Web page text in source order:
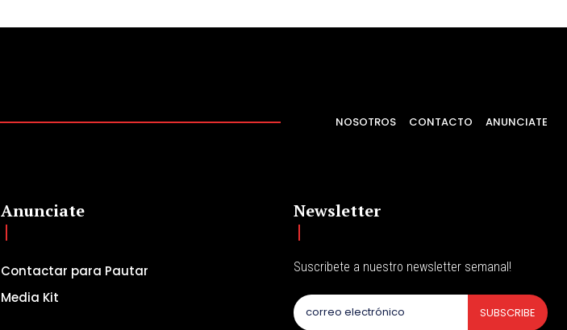
NOSOTROS CONTACTO ANUNCIATE
Anunciate
Contactar para Pautar
Media Kit
Newsletter
Suscribete a nuestro newsletter semanal!
SUBSCRIBE